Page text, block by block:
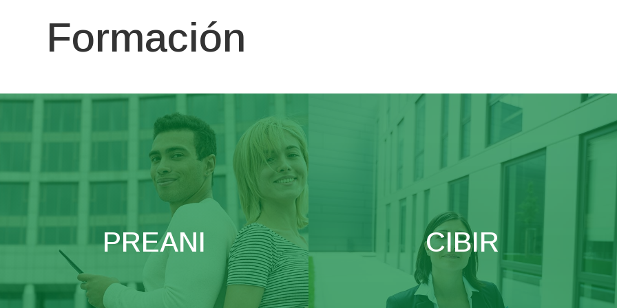
Formación
PREANI CIBIR